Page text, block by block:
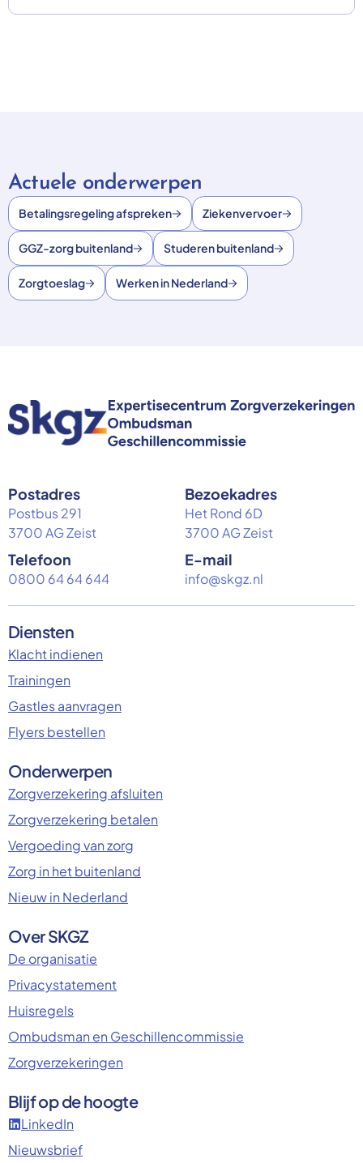
Actuele onderwerpen
Betalingsregeling afspreken Ziekenvervoer
GGZ-zorg buitenland Studeren buitenland
Zorgtoeslag Werken in Nederland
Postadres
Postbus 291
3700 AG Zeist
Bezoekadres
Het Rond 6D
3700 AG Zeist
Telefoon
0800 64 64 644
E-mail
info@skgz.nl
Diensten
Klacht indienen
Trainingen
Gastles aanvragen
Flyers bestellen
Onderwerpen
Zorgverzekering afsluiten
Zorgverzekering betalen
Vergoeding van zorg
Zorg in het buitenland
Nieuw in Nederland
Over SKGZ
De organisatie
Privacystatement
Huisregels
Ombudsman en Geschillencommissie
Zorgverzekeringen
Blijf op de hoogte
LinkedIn
Nieuwsbrief